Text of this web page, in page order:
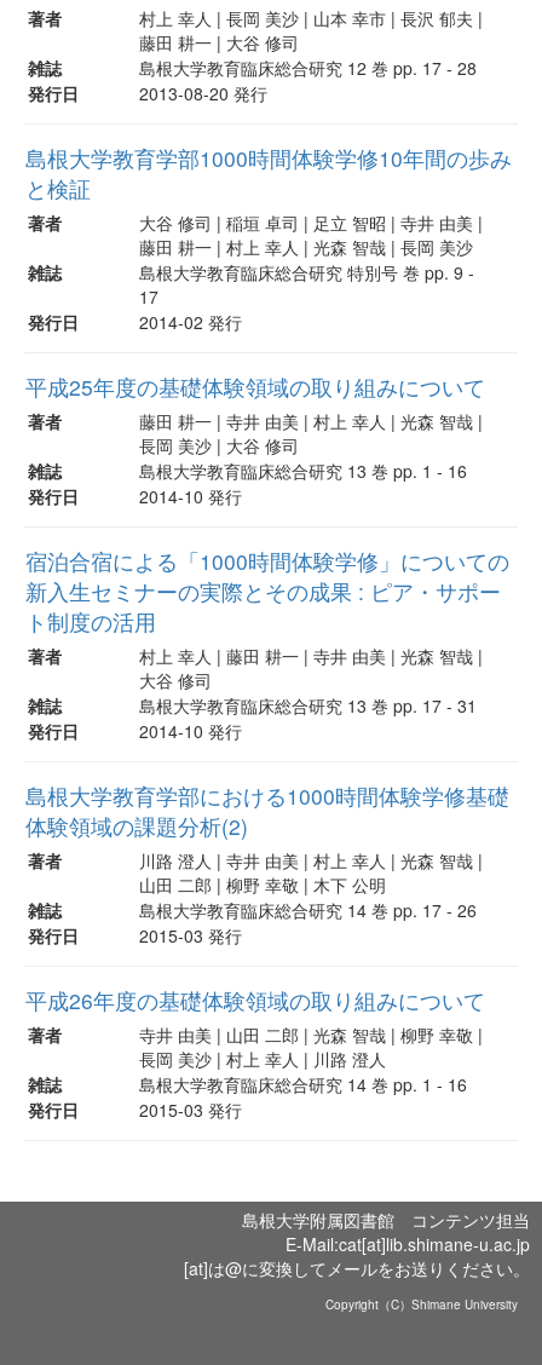
著者
村上 幸人 | 長岡 美沙 | 山本 幸市 | 長沢 郁夫 |
藤田 耕一 | 大谷 修司
雑誌
島根大学教育臨床総合研究 12 巻 pp. 17 - 28
発行日
2013-08-20 発行
島根大学教育学部1000時間体験学修10年間の歩み
と検証
著者
大谷 修司 | 稲垣 卓司 | 足立 智昭 | 寺井 由美 |
藤田 耕一 | 村上 幸人 | 光森 智哉 | 長岡 美沙
雑誌
島根大学教育臨床総合研究 特別号 巻 pp. 9 -
17
発行日
2014-02 発行
平成25年度の基礎体験領域の取り組みについて
著者
藤田 耕一 | 寺井 由美 | 村上 幸人 | 光森 智哉 |
長岡 美沙 | 大谷 修司
雑誌
島根大学教育臨床総合研究 13 巻 pp. 1 - 16
発行日
2014-10 発行
宿泊合宿による「1000時間体験学修」についての
新入生セミナーの実際とその成果 : ピア・サポー
ト制度の活用
著者
村上 幸人 | 藤田 耕一 | 寺井 由美 | 光森 智哉 |
大谷 修司
雑誌
島根大学教育臨床総合研究 13 巻 pp. 17 - 31
発行日
2014-10 発行
島根大学教育学部における1000時間体験学修基礎
体験領域の課題分析(2)
著者
川路 澄人 | 寺井 由美 | 村上 幸人 | 光森 智哉 |
山田 二郎 | 柳野 幸敬 | 木下 公明
雑誌
島根大学教育臨床総合研究 14 巻 pp. 17 - 26
発行日
2015-03 発行
平成26年度の基礎体験領域の取り組みについて
著者
寺井 由美 | 山田 二郎 | 光森 智哉 | 柳野 幸敬 |
長岡 美沙 | 村上 幸人 | 川路 澄人
雑誌
島根大学教育臨床総合研究 14 巻 pp. 1 - 16
発行日
2015-03 発行
島根大学附属図書館 コンテンツ担当
E-Mail:cat[at]lib.shimane-u.ac.jp
[at]は@に変換してメールをお送りください。
Copyright（C）Shimane University